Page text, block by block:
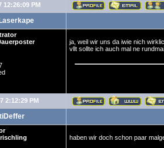
12:26:09 PM
ja, weil wir uns da iwie nich
vllt sollte ich auch mal ne
2:12:29 PM
haben wir doch schon paar